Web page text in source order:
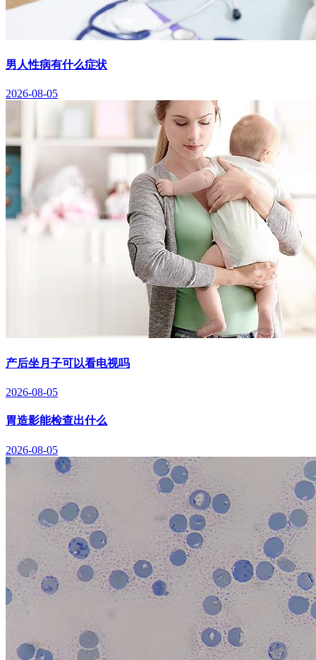
男人性病有什么症状
2026-08-05
产后坐月子可以看电视吗
2026-08-05
胃造影能检查出什么
2026-08-05